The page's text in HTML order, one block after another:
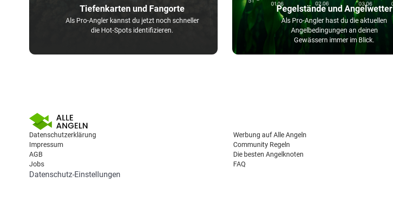
Tiefenkarten und Fangorte
Als Pro-Angler kannst du jetzt noch schneller
die Hot-Spots identifizieren.
Pegelstände und Angelwetter
Als Pro-Angler hast du die aktuellen
Angelbedingungen an deinen
Gewässern immer im Blick.
Datenschutzerklärung
Impressum
AGB
Jobs
Werbung auf Alle Angeln
Community Regeln
Die besten Angelknoten
FAQ
Datenschutz-Einstellungen